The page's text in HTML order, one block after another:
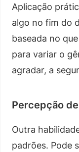
Aplicação
algo no fim do
baseada no
para variar o
agradar, a
Percepção
Outra
padrões. Pode